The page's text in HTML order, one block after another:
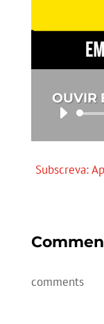
OUVIR
áudio
Subscreva:
comments